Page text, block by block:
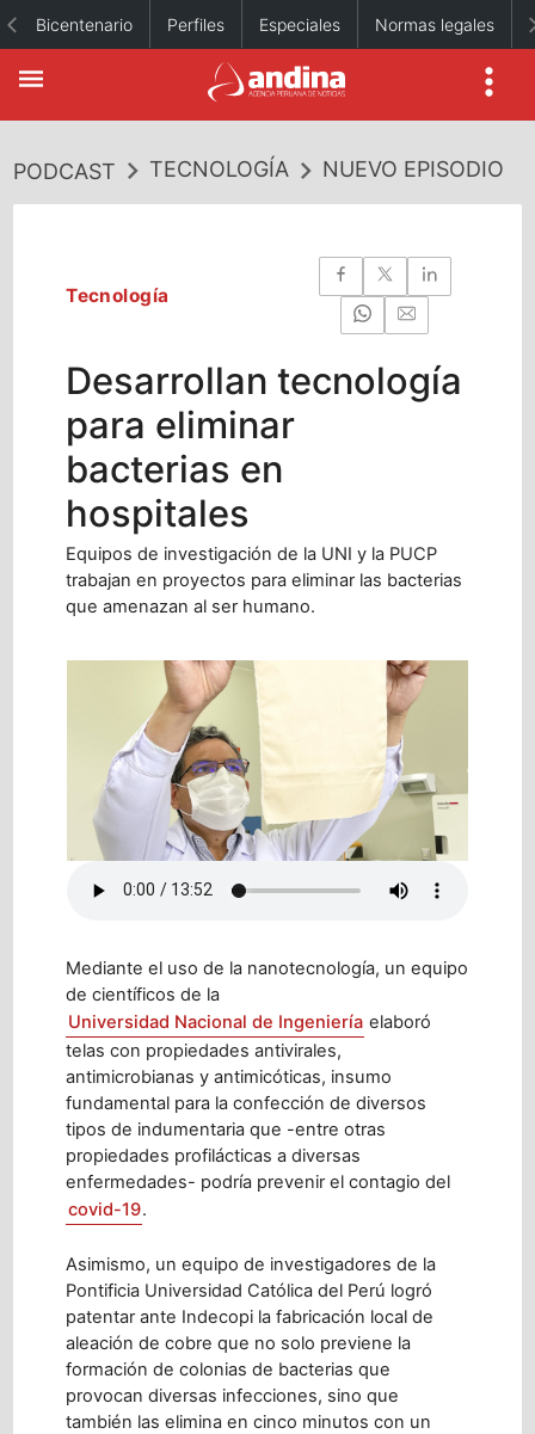
Bicentenario Perfiles Especiales Normas legales
PODCAST TECNOLOGÍA NUEVO EPISODIO
Tecnología
Desarrollan tecnología
para eliminar
bacterias en
hospitales
Equipos de investigación de la UNI y la PUCP
trabajan en proyectos para eliminar las bacterias
que amenazan al ser humano.
Mediante el uso de la nanotecnología, un equipo
de científicos de la
Universidad Nacional de Ingeniería elaboró
telas con propiedades antivirales,
antimicrobianas y antimicóticas, insumo
fundamental para la confección de diversos
tipos de indumentaria que -entre otras
propiedades profilácticas a diversas
enfermedades- podría prevenir el contagio del
covid-19.
Asimismo, un equipo de investigadores de la
Pontificia Universidad Católica del Perú logró
patentar ante Indecopi la fabricación local de
aleación de cobre que no solo previene la
formación de colonias de bacterias que
provocan diversas infecciones, sino que
también las elimina en cinco minutos con un